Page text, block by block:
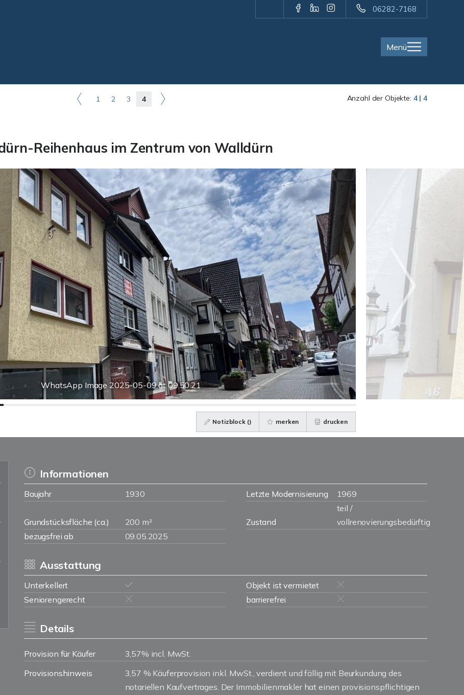
06282-7168
Menü
1 2 3 4 Anzahl der Objekte: 4 | 4
Reihenhaus im Zentrum von Walldürn
WhatsApp Image 2025-05-09 at 09.50.21
Notizblock () merken drucken
Informationen
Baujahr 1930 Letzte Modernisierung 1969
Grundstücksfläche (ca.) 200 m² Zustand
teil /
vollrenovierungsbedürftig
bezugsfrei ab
09.05.2025
Ausstattung
Unterkellert
Objekt ist vermietet
Seniorengerecht
barrierefrei
Details
Provision für Käufer
3,57% incl. MwSt.
Provisionshinweis
3,57 % Käuferprovision inkl. MwSt., verdient und fällig mit Beurkundung des
notariellen Kaufvertrages. Der Immobilienmakler hat einen provisionspflichtigen